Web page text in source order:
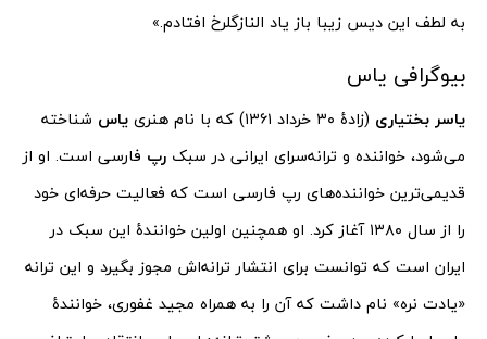
به لطف این دیس زیبا باز یاد النازگلرخ افتادم.»
بیوگرافی یاس
یاسر بختیاری (زادهٔ ۳۰ خرداد ۱۳۶۱) که با نام هنری یاس شناخته
می‌شود، خواننده و ترانه‌سرای ایرانی در سبک رپ فارسی است. او از
قدیمی‌ترین خواننده‌های رپ فارسی است که فعالیت حرفه‌ای خود
را از سال ۱۳۸۰ آغاز کرد. او همچنین اولین خوانندهٔ این سبک در
ایران است که توانست برای انتشار ترانه‌اش مجوز بگیرد و این ترانه
«یادت نره» نام داشت که آن را به همراه مجید غفوری، خوانندهٔ